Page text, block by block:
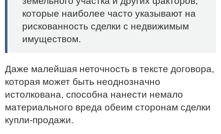
которые наиболее часто указывают на
рискованность сделки с недвижимым
имуществом.
Даже малейшая неточность в тексте договора,
которая может быть неоднозначно
истолкована, способна нанести немало
материального вреда обеим сторонам сделки
купли-продажи.